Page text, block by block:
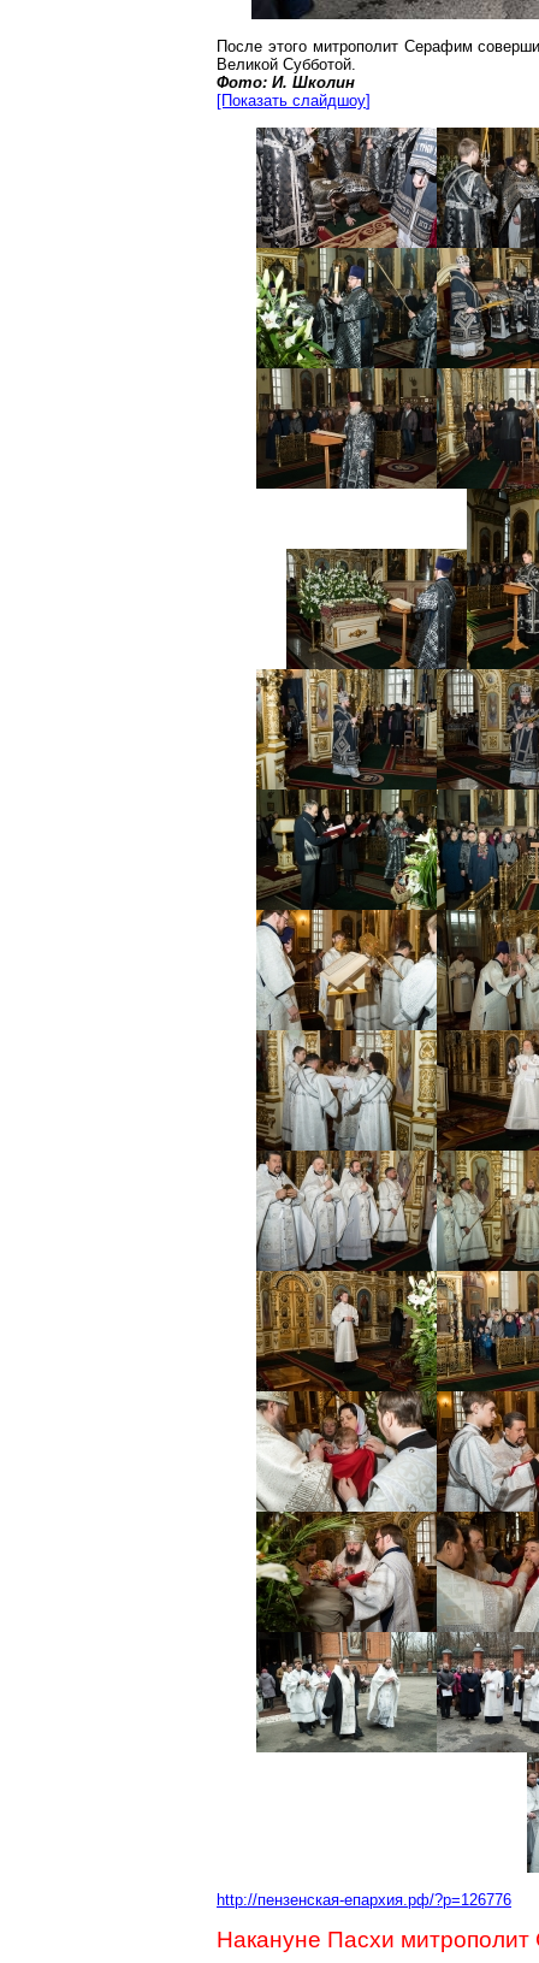
После этого митрополит Серафим
Великой Субботой.
Фото: И. Школин
[Показать слайдшоу]
http://пензенская-епархия.рф/?p=126776
Накануне Пасхи